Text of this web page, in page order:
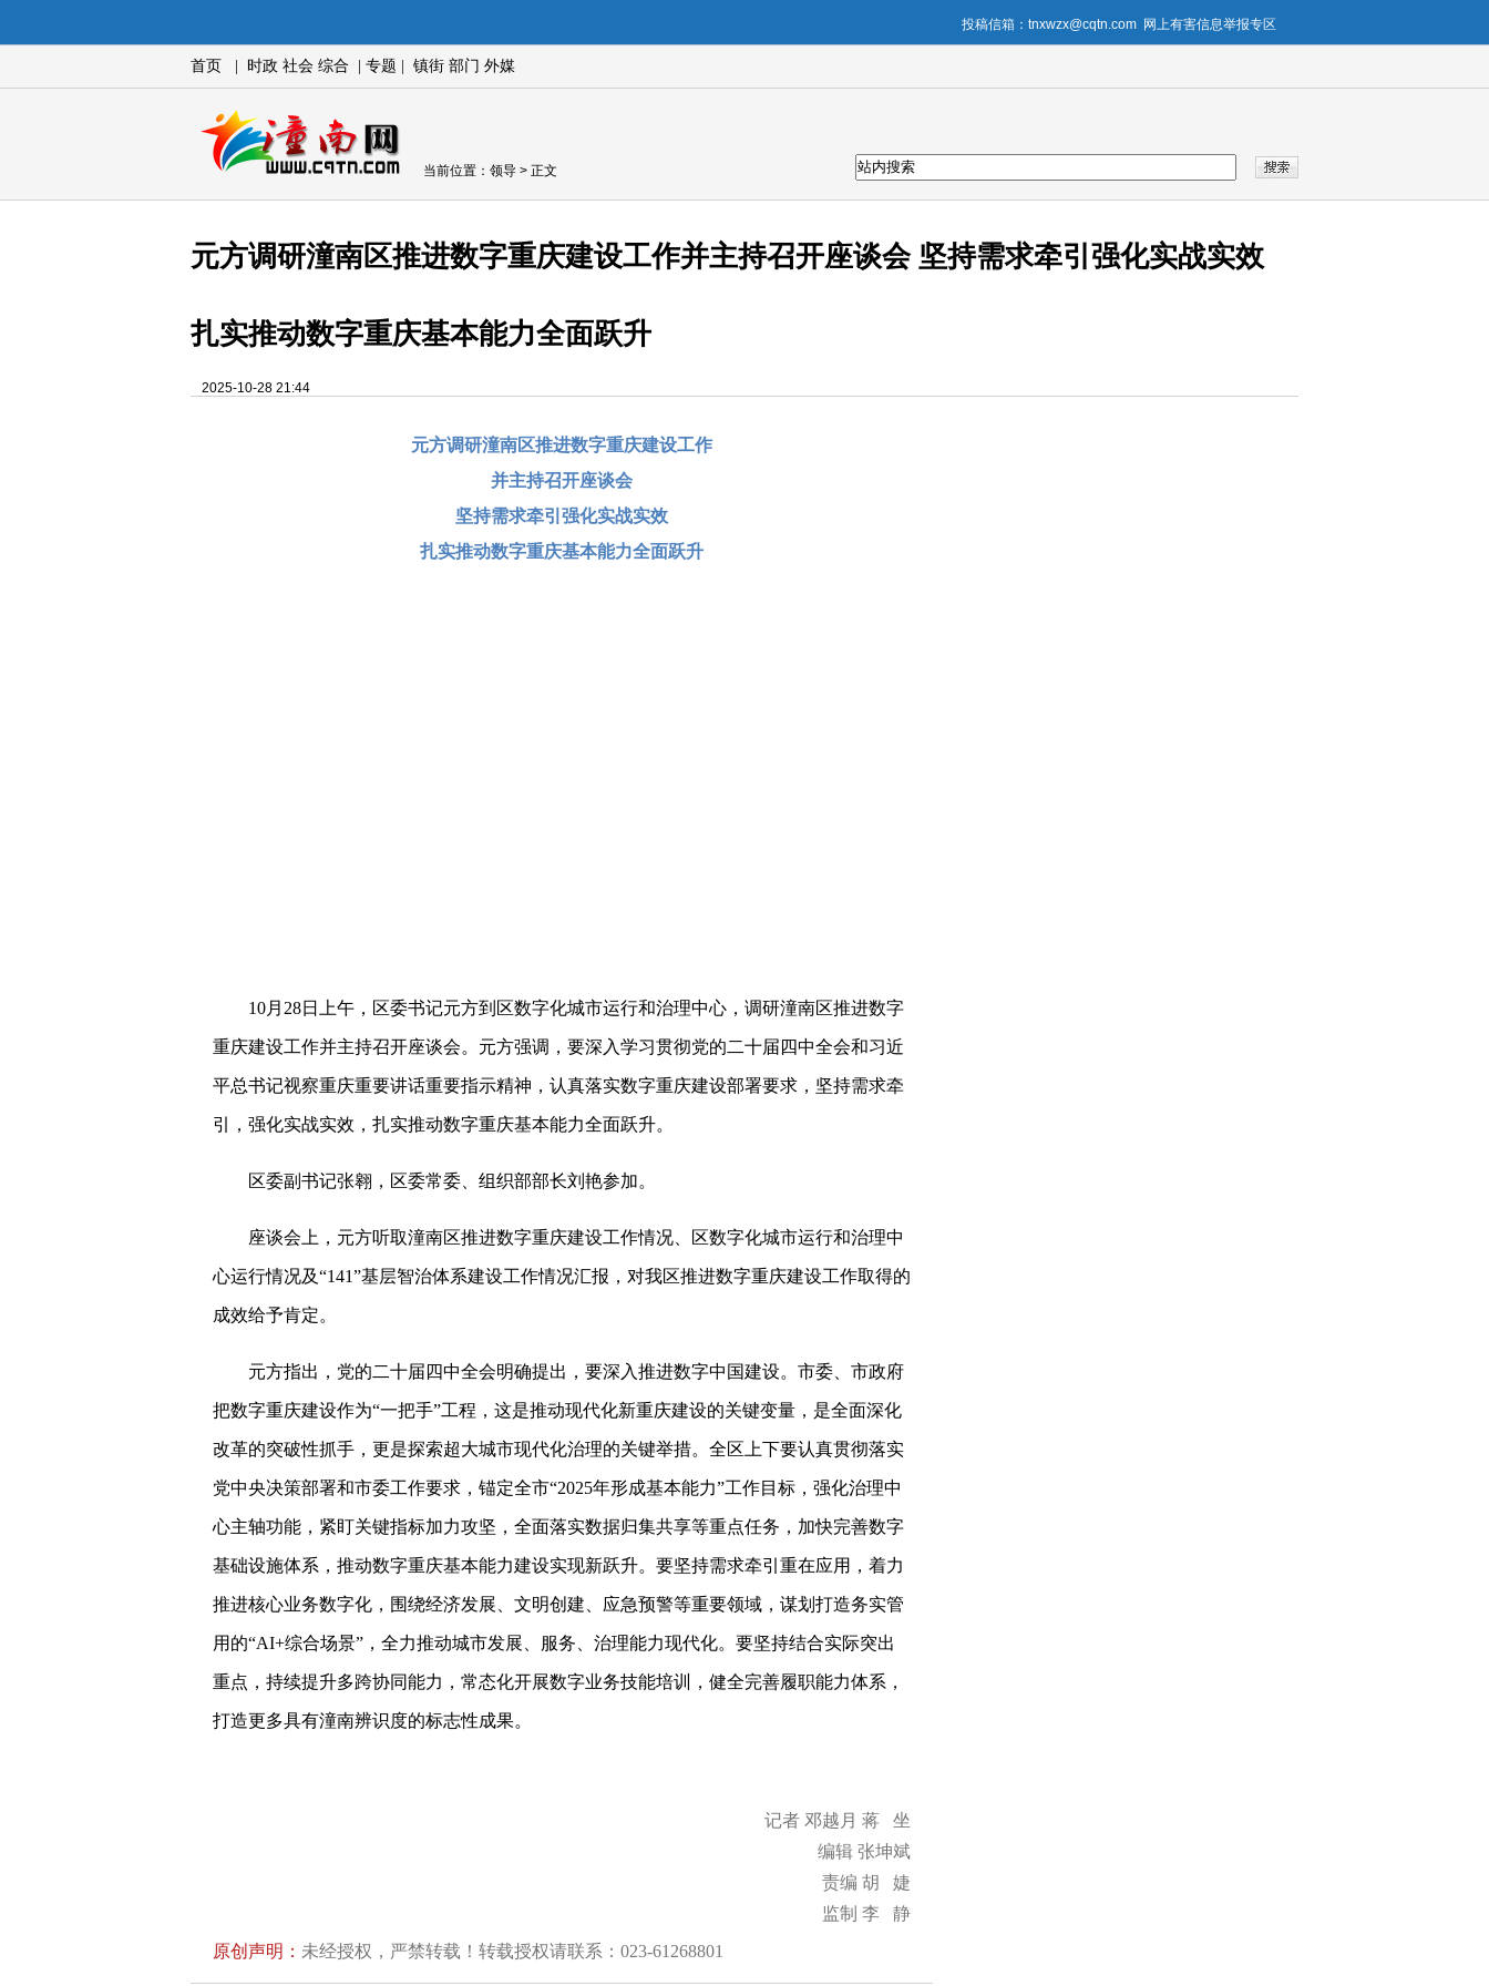
投稿信箱：tnxwzx@cqtn.com 网上有害信息举报专区
首页 时政 社会 综合 专题 镇街 部门 外媒
当前位置： 领导 > 正文
元方调研潼南区推进数字重庆建设工作并主持召开座谈会 坚持需求牵引强化实战实效
扎实推动数字重庆基本能力全面跃升
2025-10-28 21:44
元方调研潼南区推进数字重庆建设工作
并主持召开座谈会
坚持需求牵引强化实战实效
扎实推动数字重庆基本能力全面跃升
10月28日上午，区委书记元方到区数字化城市运行和治理中心，调研潼南区推进数字
重庆建设工作并主持召开座谈会。元方强调，要深入学习贯彻党的二十届四中全会和习近
平总书记视察重庆重要讲话重要指示精神，认真落实数字重庆建设部署要求，坚持需求牵
引，强化实战实效，扎实推动数字重庆基本能力全面跃升。
区委副书记张翱，区委常委、组织部部长刘艳参加。
座谈会上，元方听取潼南区推进数字重庆建设工作情况、区数字化城市运行和治理中
心运行情况及“141”基层智治体系建设工作情况汇报，对我区推进数字重庆建设工作取得的
成效给予肯定。
元方指出，党的二十届四中全会明确提出，要深入推进数字中国建设。市委、市政府
把数字重庆建设作为“一把手”工程，这是推动现代化新重庆建设的关键变量，是全面深化
改革的突破性抓手，更是探索超大城市现代化治理的关键举措。全区上下要认真贯彻落实
党中央决策部署和市委工作要求，锚定全市“2025年形成基本能力”工作目标，强化治理中
心主轴功能，紧盯关键指标加力攻坚，全面落实数据归集共享等重点任务，加快完善数字
基础设施体系，推动数字重庆基本能力建设实现新跃升。要坚持需求牵引重在应用，着力
推进核心业务数字化，围绕经济发展、文明创建、应急预警等重要领域，谋划打造务实管
用的“AI+综合场景”，全力推动城市发展、服务、治理能力现代化。要坚持结合实际突出
重点，持续提升多跨协同能力，常态化开展数字业务技能培训，健全完善履职能力体系，
打造更多具有潼南辨识度的标志性成果。
记者 邓越月 蒋 坐
编辑 张坤斌
责编 胡 婕
监制 李 静
原创声明： 未经授权，严禁转载！转载授权请联系：023-61268801